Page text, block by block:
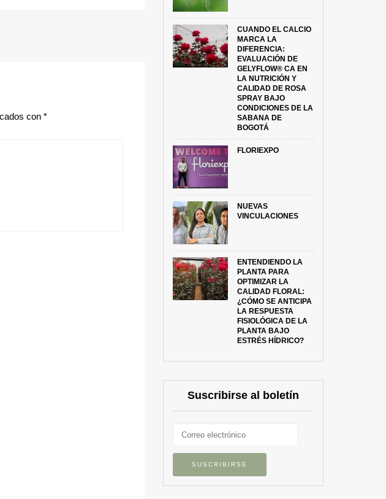
con *
CUANDO EL CALCIO
MARCA LA
DIFERENCIA:
EVALUACIÓN DE
GELYFLOW® CA EN
LA NUTRICIÓN Y
CALIDAD DE ROSA
SPRAY BAJO
CONDICIONES DE LA
SABANA DE
BOGOTÁ
FLORIEXPO
NUEVAS
VINCULACIONES
ENTENDIENDO LA
PLANTA PARA
OPTIMIZAR LA
CALIDAD FLORAL:
¿CÓMO SE ANTICIPA
LA RESPUESTA
FISIOLÓGICA DE LA
PLANTA BAJO
ESTRÉS HÍDRICO?
Suscribirse al boletín